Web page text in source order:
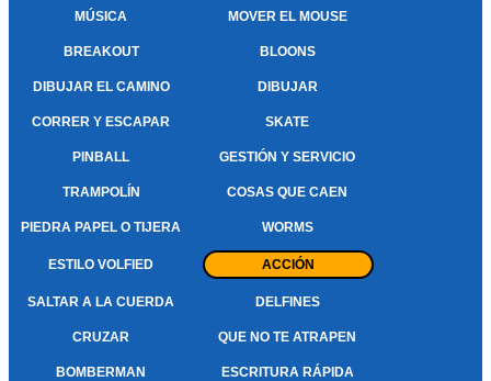
MÚSICA MOVER EL MOUSE
BREAKOUT BLOONS
DIBUJAR EL CAMINO DIBUJAR
CORRER Y ESCAPAR SKATE
PINBALL GESTIÓN Y SERVICIO
TRAMPOLÍN COSAS QUE CAEN
PIEDRA PAPEL O TIJERA WORMS
ESTILO VOLFIED ACCIÓN
SALTAR A LA CUERDA DELFINES
CRUZAR QUE NO TE ATRAPEN
BOMBERMAN ESCRITURA RÁPIDA